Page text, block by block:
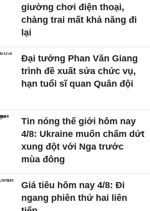
giường chơi điện thoại,
chàng trai mất khả năng đi
lại
Đại tướng Phan Văn Giang
trình đề xuất sửa chức vụ,
hạn tuổi sĩ quan Quân đội
Tin nóng thế giới hôm nay
4/8: Ukraine muốn chấm dứt
xung đột với Nga trước
mùa đông
Giá tiêu hôm nay 4/8: Đi
ngang phiên thứ hai liên